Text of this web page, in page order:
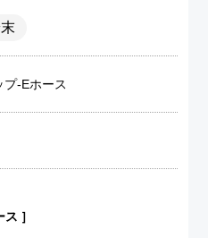
プ-Eホース
］